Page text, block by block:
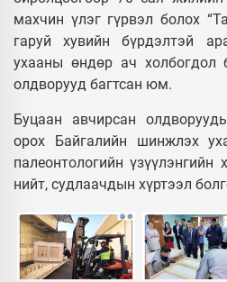
махчин үлэг гүрвэл болох
гаруй хувийн бүрдэлтэй
ухааны өндөр ач холбогдол
олдворууд багтсан юм.
Буцаан авчирсан
орох Байгалийн шинжлэх
палеонтологийн үзүүлэнгийн
нийт, судлаачдын хүртээл